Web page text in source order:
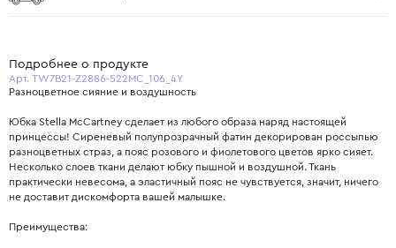
Подробнее о продукте
Арт. TW7B21-Z2886-522MC_106_4Y
Разноцветное сияние и воздушность
Юбка Stella McCartney сделает из любого образа наряд настоящей
принцессы! Сиреневый полупрозрачный фатин декорирован россыпью
разноцветных страз, а пояс розового и фиолетового цветов ярко сияет.
Несколько слоев ткани делают юбку пышной и воздушной. Ткань
практически невесома, а эластичный пояс не чувствуется, значит, ничего
не доставит дискомфорта вашей малышке.
Преимущества: